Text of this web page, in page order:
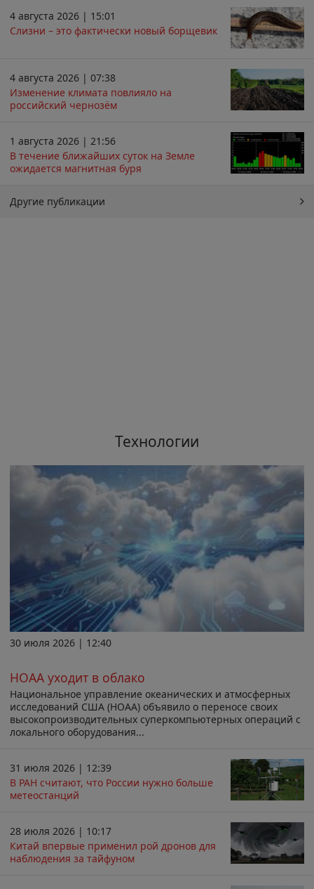
4 августа 2026 | 15:01
Слизни – это фактически новый борщевик
4 августа 2026 | 07:38
Изменение климата повлияло на
российский чернозём
1 августа 2026 | 21:56
В течение ближайших суток на Земле
ожидается магнитная буря
Другие публикации
Технологии
30 июля 2026 | 12:40
НОАА уходит в облако
Национальное управление океанических и атмосферных
исследований США (НОАА) объявило о переносе своих
высокопроизводительных суперкомпьютерных операций с
локального оборудования...
31 июля 2026 | 12:39
В РАН считают, что России нужно больше
метеостанций
28 июля 2026 | 10:17
Китай впервые применил рой дронов для
наблюдения за тайфуном